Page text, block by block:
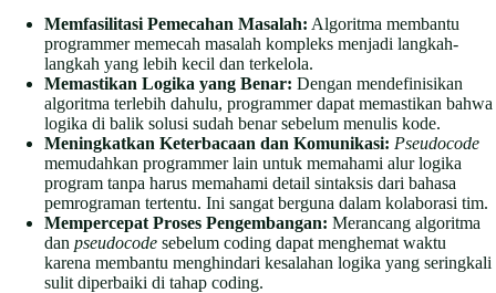
Memfasilitasi Pemecahan Masalah: Algoritma membantu
programmer memecah masalah kompleks menjadi langkah-
langkah yang lebih kecil dan terkelola.
Memastikan Logika yang Benar: Dengan mendefinisikan
algoritma terlebih dahulu, programmer dapat memastikan bahwa
logika di balik solusi sudah benar sebelum menulis kode.
Meningkatkan Keterbacaan dan Komunikasi: Pseudocode
memudahkan programmer lain untuk memahami alur logika
program tanpa harus memahami detail sintaksis dari bahasa
pemrograman tertentu. Ini sangat berguna dalam kolaborasi tim.
Mempercepat Proses Pengembangan: Merancang algoritma
dan pseudocode sebelum coding dapat menghemat waktu
karena membantu menghindari kesalahan logika yang seringkali
sulit diperbaiki di tahap coding.